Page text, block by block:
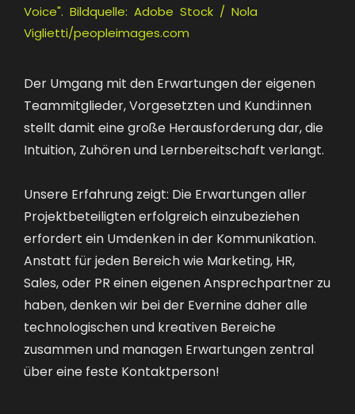
Voice". Bildquelle: Adobe Stock / Nola
Viglietti/peopleimages.com
Der Umgang mit den Erwartungen der eigenen
Teammitglieder, Vorgesetzten und Kund:innen
stellt damit eine große Herausforderung dar, die
Intuition, Zuhören und Lernbereitschaft verlangt.
Unsere Erfahrung zeigt: Die Erwartungen aller
Projektbeteiligten erfolgreich einzubeziehen
erfordert ein Umdenken in der Kommunikation.
Anstatt für jeden Bereich wie Marketing, HR,
Sales, oder PR einen eigenen Ansprechpartner zu
haben, denken wir bei der Evernine daher alle
technologischen und kreativen Bereiche
zusammen und managen Erwartungen zentral
über eine feste Kontaktperson!